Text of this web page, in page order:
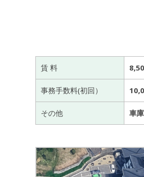
賃 料
事務手数料(初回）
その他 車